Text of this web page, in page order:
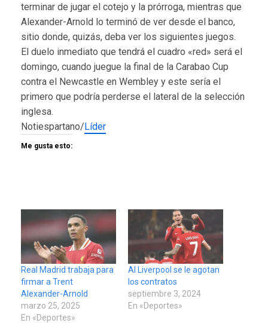
terminar de jugar el cotejo y la prórroga, mientras que
Alexander-Arnold lo terminó de ver desde el banco,
sitio donde, quizás, deba ver los siguientes juegos.
El duelo inmediato que tendrá el cuadro «red» será el
domingo, cuando juegue la final de la Carabao Cup
contra el Newcastle en Wembley y este sería el
primero que podría perderse el lateral de la selección
inglesa.
Notiespartano/Líder
Me gusta esto:
Real Madrid trabaja para
firmar a Trent
Alexander-Arnold
marzo 25, 2025
En «Deportes»
Al Liverpool se le agotan
los contratos
septiembre 3, 2024
En «Deportes»